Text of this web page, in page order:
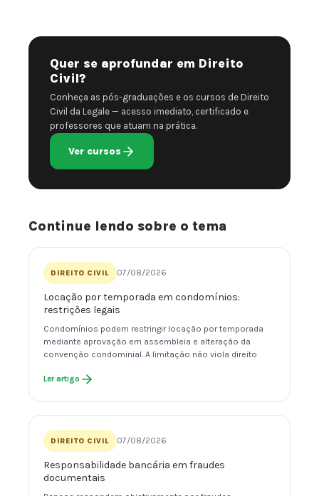
Quer se aprofundar em Direito
Civil?
Conheça as pós-graduações e os cursos de Direito
Civil da Legale — acesso imediato, certificado e
professores que atuam na prática.
Ver cursos
Continue lendo sobre o tema
DIREITO CIVIL 07/08/2026
Locação por temporada em condomínios:
restrições legais
Condomínios podem restringir locação por temporada
mediante aprovação em assembleia e alteração da
convenção condominial. A limitação não viola direito
Ler artigo
DIREITO CIVIL 07/08/2026
Responsabilidade bancária em fraudes
documentais